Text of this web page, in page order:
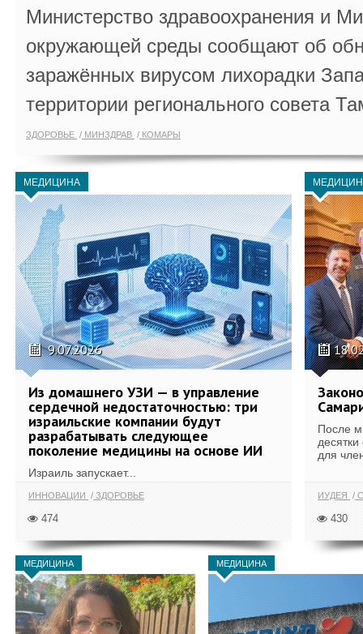
Министерство здравоохранения и
окружающей среды сообщают об
заражённых вирусом лихорадки
территории регионального совета
ЗДОРОВЬЕ МИНЗДРАВ КОМАРЫ
МЕДИЦИНА
9.07.2026
Из домашнего УЗИ — в управление
сердечной недостаточностью: три
израильские компании будут
разрабатывать следующее
поколение медицины на основе ИИ
Израиль запускает...
ИННОВАЦИИ ЗДОРОВЬЕ
474
После
для
ИУДЕЯ
430
МЕДИЦИНА МЕДИЦИНА